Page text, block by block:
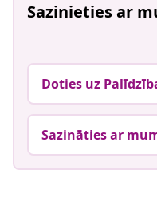
Sazinieties ar
Doties uz
Sazināties ar